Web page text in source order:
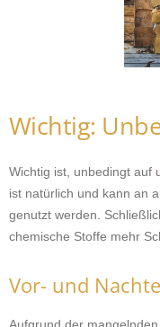
Wichtig:
Wichtig ist, unbedingt auf
ist natürlich und kann an
genutzt werden.
chemische Stoffe mehr
Vor- und